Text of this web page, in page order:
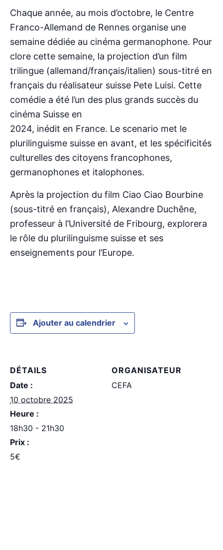
Chaque année, au mois d’octobre, le Centre
Franco-Allemand de Rennes organise une
semaine dédiée au cinéma germanophone. Pour
clore cette semaine, la projection d’un film
trilingue (allemand/français/italien) sous-titré en
français du réalisateur suisse Pete Luisi. Cette
comédie a été l’un des plus grands succès du
cinéma Suisse en
2024, inédit en France. Le scenario met le
plurilinguisme suisse en avant, et les spécificités
culturelles des citoyens francophones,
germanophones et italophones.
Après la projection du film Ciao Ciao Bourbine
(sous-titré en français), Alexandre Duchêne,
professeur à l’Université de Fribourg, explorera
le rôle du plurilinguisme suisse et ses
enseignements pour l’Europe.
Ajouter au calendrier
DÉTAILS
Date :
10 octobre 2025
Heure :
18h30 - 21h30
Prix :
5€
ORGANISATEUR
CEFA